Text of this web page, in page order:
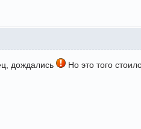
дождались Но это того